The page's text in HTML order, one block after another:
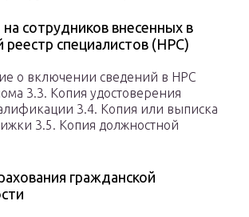
сотрудников внесенных в
реестр специалистов (НРС)
о включении сведений в НРС
3.3. Копия удостоверения
3.4. Копия или выписка
3.5. Копия должностной
гражданской